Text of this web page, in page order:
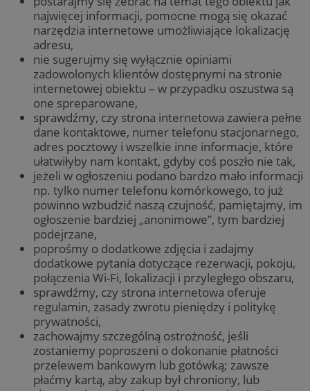
najwięcej informacji, pomocne mogą się okazać
narzędzia internetowe umożliwiające lokalizację
adresu,
nie sugerujmy się wyłącznie opiniami
zadowolonych klientów dostępnymi na stronie
internetowej obiektu – w przypadku oszustwa są
one spreparowane,
sprawdźmy, czy strona internetowa zawiera pełne
dane kontaktowe, numer telefonu stacjonarnego,
adres pocztowy i wszelkie inne informacje, które
ułatwiłyby nam kontakt, gdyby coś poszło nie tak,
jeżeli w ogłoszeniu podano bardzo mało informacji
np. tylko numer telefonu komórkowego, to już
powinno wzbudzić naszą czujność, pamiętajmy, im
ogłoszenie bardziej „anonimowe”, tym bardziej
podejrzane,
poprośmy o dodatkowe zdjęcia i zadajmy
dodatkowe pytania dotyczące rezerwacji, pokoju,
połączenia Wi-Fi, lokalizacji i przyległego obszaru,
sprawdźmy, czy strona internetowa oferuje
regulamin, zasady zwrotu pieniędzy i politykę
prywatności,
zachowajmy szczególną ostrożność, jeśli
zostaniemy poproszeni o dokonanie płatności
przelewem bankowym lub gotówką; zawsze
płaćmy kartą, aby zakup był chroniony, lub